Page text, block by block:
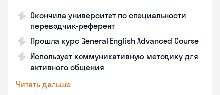
Окончила университет по специальности
переводчик-референт
Прошла курс General English Advanced Course
Использует коммуникативную методику для
активного общения
Читать дальше